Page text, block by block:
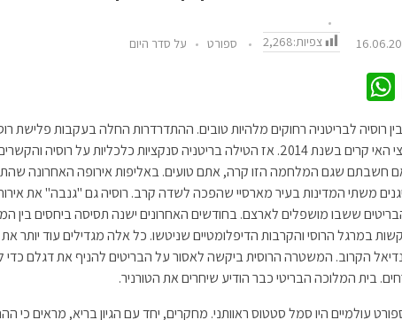
צפיות:2,268 ספורט על סדר היום
E
ail
W
at
sA
p
p
רוסיה לבריטניה רחוקים מלהיות טובים. ההתדרדרות החלה בעקבות פלישת
לאוקראינה וכיבוש חצי האי קרים בשנת 2014. אז הטילה בריטניה סנקציות כלכליות על רוסיה
חשבתם שגם המלחמה הזו קרה, אתם טועים. באליפות אירופה האחרונה
משתי המדינות בעיר מארסיי שהפכה לשדה קרב. רוסיה גם "גנבה" את
ששבו מושפלים לארצם. בחודשים האחרונים ישנה תסיסה ביחסים בין
במרגל הרוסי והקרבות הדיפלומטיים שניטשו. כל אלה מגדילים עוד יותר את
הקרוב. המשטרה הרוסית ביקשה לאסור על הבריטים להניף את דגלם כדי
בית המלוכה הבריטי כבר הודיע שיחרים את הטורניר.
עולמיים היו סמל סטטוס ראוותני. מחקרים, יחד עם הגיון בריא, מראים כי